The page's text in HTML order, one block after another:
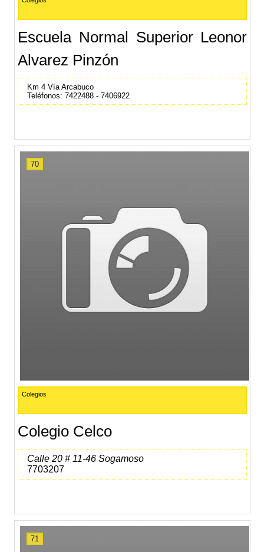
Escuela Normal Superior Leonor
Alvarez Pinzón
Km 4 Vía Arcabuco
Teléfonos: 7422488 - 7406922
70
Colegios
Colegio Celco
Calle 20 # 11-46 Sogamoso
7703207
71